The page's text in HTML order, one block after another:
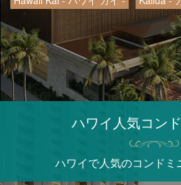
ハワイ人気コン
ハワイで人気のコンドミ